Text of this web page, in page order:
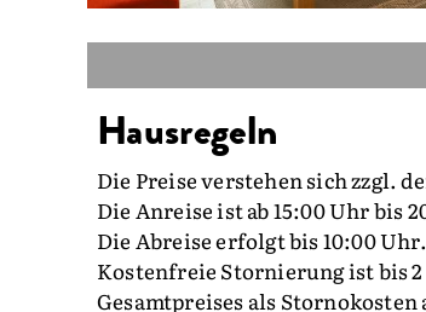
Hausregeln
Die Preise verstehen sich zzgl.
Die Anreise ist ab 15:00 Uhr bis
Die Abreise erfolgt bis 10:00 Uhr.
Kostenfreie Stornierung ist bis
Gesamtpreises als Stornokosten